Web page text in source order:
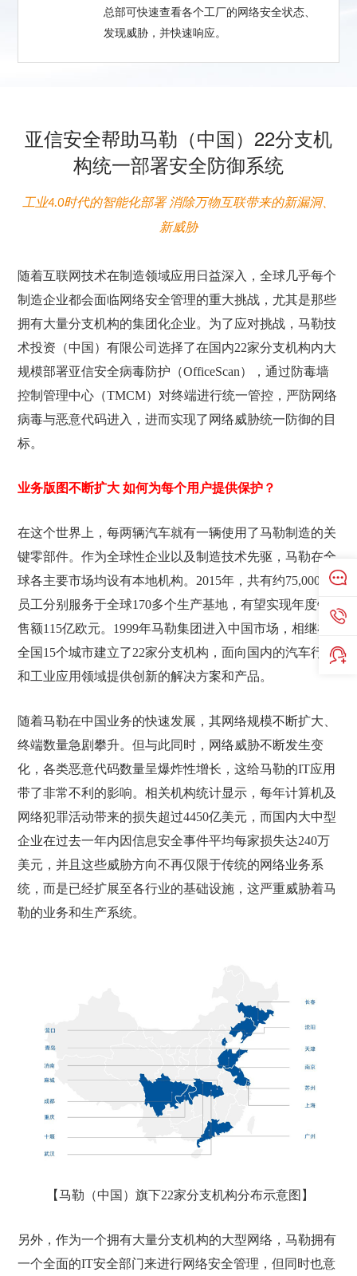
总部可快速查看各个工厂的网络安全状态、
发现威胁，并快速响应。
亚信安全帮助马勒（中国）22分支机
构统一部署安全防御系统
工业4.0时代的智能化部署 消除万物互联带来的新漏洞、
新威胁
随着互联网技术在制造领域应用日益深入，全球几乎每个
制造企业都会面临网络安全管理的重大挑战，尤其是那些
拥有大量分支机构的集团化企业。为了应对挑战，马勒技
术投资（中国）有限公司选择了在国内22家分支机构内大
规模部署亚信安全病毒防护（OfficeScan），通过防毒墙
控制管理中心（TMCM）对终端进行统一管控，严防网络
病毒与恶意代码进入，进而实现了网络威胁统一防御的目
标。
业务版图不断扩大 如何为每个用户提供保护？
在这个世界上，每两辆汽车就有一辆使用了马勒制造的关
键零部件。作为全球性企业以及制造技术先驱，马勒在全
球各主要市场均设有本地机构。2015年，共有约75,000名
员工分别服务于全球170多个生产基地，有望实现年度销
售额115亿欧元。1999年马勒集团进入中国市场，相继在
全国15个城市建立了22家分支机构，面向国内的汽车行业
和工业应用领域提供创新的解决方案和产品。
随着马勒在中国业务的快速发展，其网络规模不断扩大、
终端数量急剧攀升。但与此同时，网络威胁不断发生变
化，各类恶意代码数量呈爆炸性增长，这给马勒的IT应用
带了非常不利的影响。相关机构统计显示，每年计算机及
网络犯罪活动带来的损失超过4450亿美元，而国内大中型
企业在过去一年内因信息安全事件平均每家损失达240万
美元，并且这些威胁方向不再仅限于传统的网络业务系
统，而是已经扩展至各行业的基础设施，这严重威胁着马
勒的业务和生产系统。
【马勒（中国）旗下22家分支机构分布示意图】
另外，作为一个拥有大量分支机构的大型网络，马勒拥有
一个全面的IT安全部门来进行网络安全管理，但同时也意